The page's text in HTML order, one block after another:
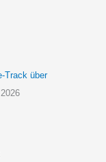
Track über